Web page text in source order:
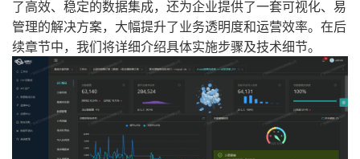
了高效、稳定的数据集成，还为企业提供了一套可视化、易
管理的解决方案，大幅提升了业务透明度和运营效率。在后
续章节中，我们将详细介绍具体实施步骤及技术细节。